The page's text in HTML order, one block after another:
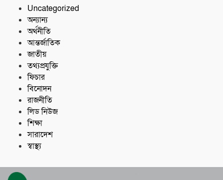
Uncategorized
অন্যান্য
অর্থনীতি
আন্তর্জাতিক
জাতীয়
তথ্যপ্রযুক্তি
ফিচার
বিনোদন
রাজনীতি
লিড নিউজ
শিক্ষা
সারাদেশ
স্বাস্থ্য